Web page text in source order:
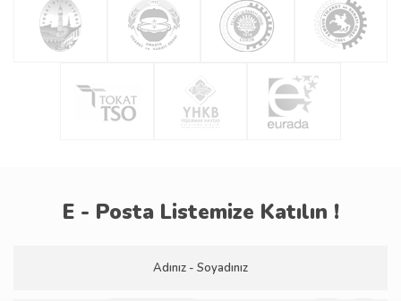
E - Posta Listemize Katılın !